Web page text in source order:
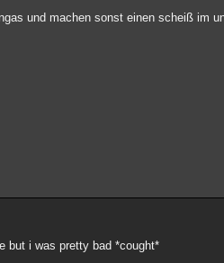
und machen sonst einen scheiß im
but i was pretty bad *cought*